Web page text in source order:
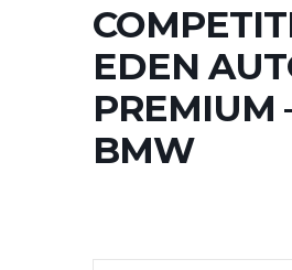
EDEN
PREMIUM
BMW